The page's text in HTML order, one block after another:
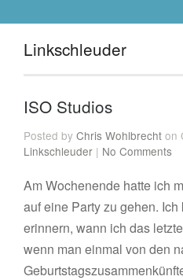
Linkschleuder
ISO Studios
Posted by Chris Wohlbrecht on
Linkschleuder | No Comments
Am Wochenende hatte ich
auf eine Party zu gehen.
erinnern, wann ich das
wenn man einmal von den